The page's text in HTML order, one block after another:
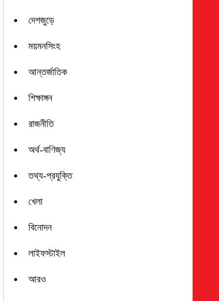
দেশজুড়ে
ময়মনসিংহ
আন্তর্জাতিক
শিক্ষাঙ্গন
রাজনীতি
অর্থ-বাণিজ্য
তথ্য-প্রযুক্তি
খেলা
বিনোদন
লাইফস্টাইল
আরও